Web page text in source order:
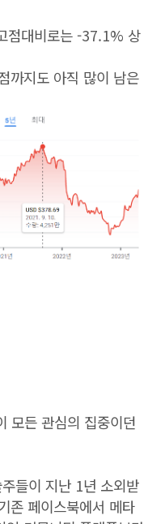
점대비로는 -37.1% 상
까지도 아직 많이 남은
모든 관심의 집중이던
들이 지난 1년 소외받
존 페이스북에서 메타